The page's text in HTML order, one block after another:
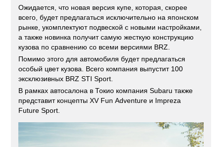
Ожидается, что новая версия купе, которая, скорее
всего, будет предлагаться исключительно на японском
рынке, укомплектуют подвеской с новыми настройками,
а также новинка получит самую жесткую конструкцию
кузова по сравнению со всеми версиями BRZ.
Помимо этого для автомобиля будет предлагаться
особый цвет кузова. Всего компания выпустит 100
эксклюзивных BRZ STI Sport.
В рамках автосалона в Токио компания Subaru также
представит концепты XV Fun Adventure и Impreza
Future Sport.